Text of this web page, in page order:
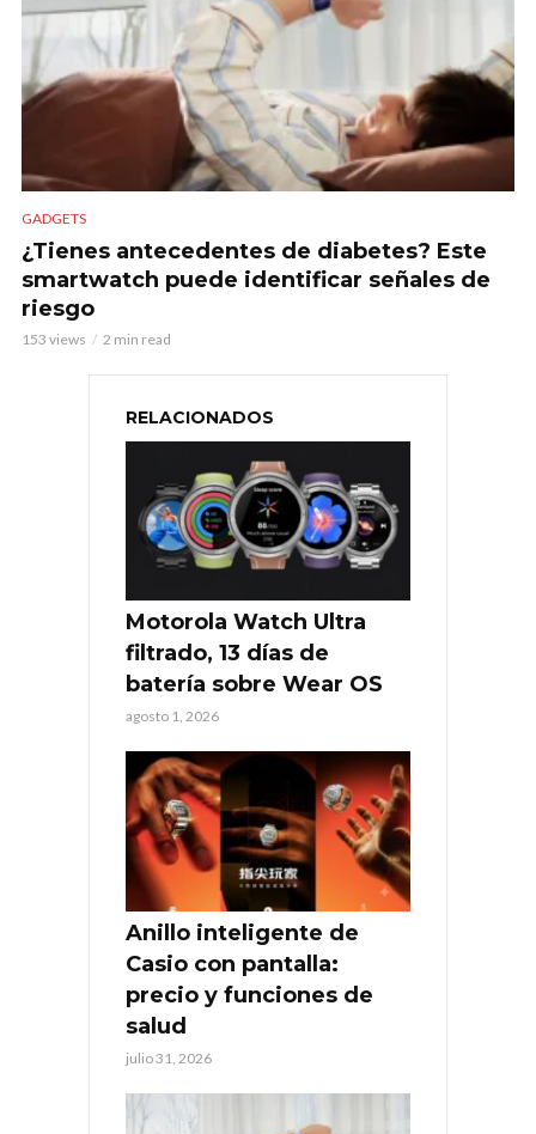
GADGETS
¿Tienes antecedentes de diabetes? Este
smartwatch puede identificar señales de
riesgo
153 views 2 min read
RELACIONADOS
Motorola Watch Ultra
filtrado, 13 días de
batería sobre Wear OS
agosto 1, 2026
Anillo inteligente de
Casio con pantalla:
precio y funciones de
salud
julio 31, 2026